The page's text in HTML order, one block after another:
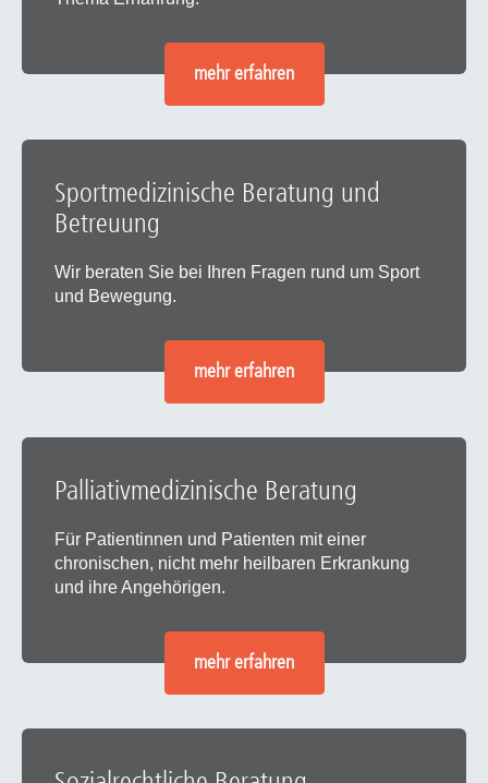
mehr erfahren
Sportmedizinische Beratung und
Betreuung
Wir beraten Sie bei Ihren Fragen rund um Sport
und Bewegung.
mehr erfahren
Palliativmedizinische Beratung
Für Patientinnen und Patienten mit einer
chronischen, nicht mehr heilbaren Erkrankung
und ihre Angehörigen.
mehr erfahren